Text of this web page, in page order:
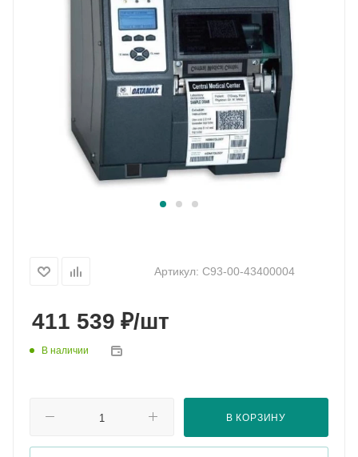
Артикул: C93-00-43400004
411 539 ₽/шт
В наличии
В КОРЗИНУ